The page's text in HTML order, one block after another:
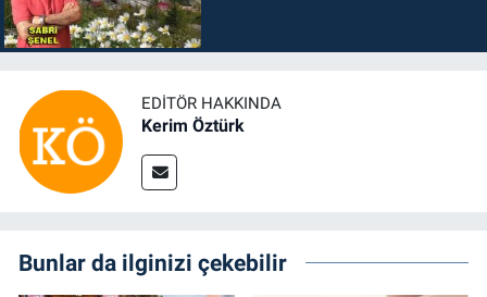
EDITÖR HAKKINDA
Kerim Öztürk
Bunlar da ilginizi çekebilir